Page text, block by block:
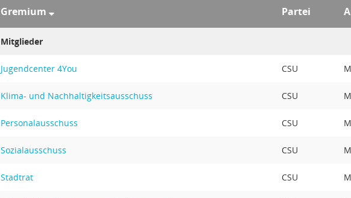
Gremium Partei
Mitglieder
Jugendcenter 4You CSU
Klima- und Nachhaltigkeitsausschuss CSU
Personalausschuss CSU
Sozialausschuss CSU
Stadtrat CSU